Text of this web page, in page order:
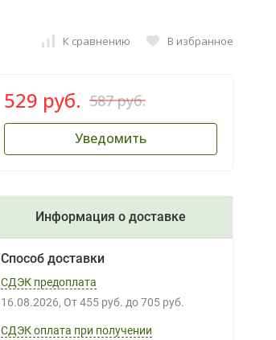
К сравнению В избранное
529 руб. 587 руб.
Уведомить
Информация о доставке
Способ доставки
СДЭК предоплата
16.08.2026 От 455 руб. до 705 руб.
СДЭК оплата при получении